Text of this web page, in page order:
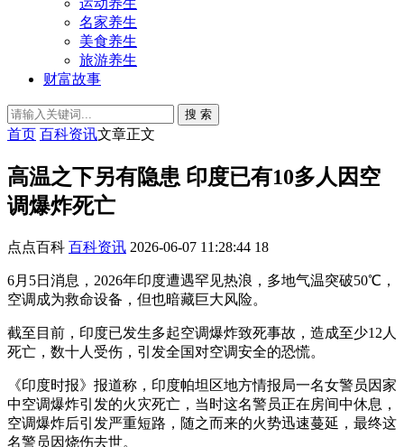
运动养生
名家养生
美食养生
旅游养生
财富故事
搜 索
首页 百科资讯文章正文
高温之下另有隐患 印度已有10多人因空
调爆炸死亡
点点百科 百科资讯 2026-06-07 11:28:44 18
6月5日消息，2026年印度遭遇罕见热浪，多地气温突破50℃，
空调成为救命设备，但也暗藏巨大风险。
截至目前，印度已发生多起空调爆炸致死事故，造成至少12人
死亡，数十人受伤，引发全国对空调安全的恐慌。
《印度时报》报道称，印度帕坦区地方情报局一名女警员因家
中空调爆炸引发的火灾死亡，当时这名警员正在房间中休息，
空调爆炸后引发严重短路，随之而来的火势迅速蔓延，最终这
名警员因烧伤去世。